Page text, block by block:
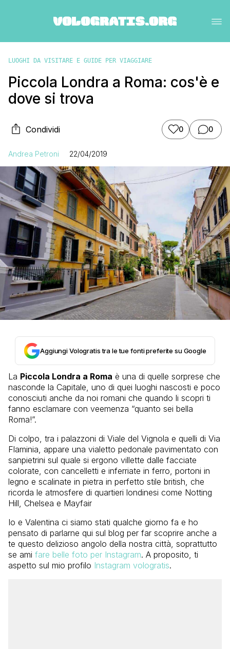
LUOGHI DA VISITARE E GUIDE PER VIAGGIARE
Piccola Londra a Roma: cos'è e
dove si trova
Condividi 0 0
Andrea Petroni 22/04/2019
Aggiungi Vologratis tra le tue fonti preferite su Google
La Piccola Londra a Roma è una di quelle sorprese che
nasconde la Capitale, uno di quei luoghi nascosti e poco
conosciuti anche da noi romani che quando li scopri ti
fanno esclamare con veemenza “quanto sei bella
Roma!”.
Di colpo, tra i palazzoni di Viale del Vignola e quelli di Via
Flaminia, appare una vialetto pedonale pavimentato con
sanpietrini sul quale si ergono villette dalle facciate
colorate, con cancelletti e inferriate in ferro, portoni in
legno e scalinate in pietra in perfetto stile british, che
ricorda le atmosfere di quartieri londinesi come Notting
Hill, Chelsea e Mayfair
Io e Valentina ci siamo stati qualche giorno fa e ho
pensato di parlarne qui sul blog per far scoprire anche a
te questo delizioso angolo della nostra città, soprattutto
se ami fare belle foto per Instagram. A proposito, ti
aspetto sul mio profilo Instagram vologratis.